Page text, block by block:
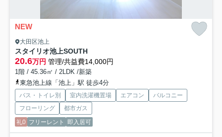
NEW
大田区池上
スタイリオ池上SOUTH
20.6万円 管理/共益費14,000円
1階 / 45.36㎡ / 2LDK /新築
東急池上線「池上」駅 徒歩4分
バス・トイレ別 室内洗濯機置場 エアコン
バルコニー
フローリング
都市ガス
礼0 フリーレント 即入居可